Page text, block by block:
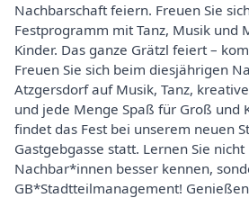
Nachbarschaft feiern. Freuen Sie
Festprogramm mit Tanz, Musik und
Kinder. Das ganze Grätzl feiert –
Freuen Sie sich beim diesjährigen
Atzgersdorf auf Musik, Tanz,
und jede Menge Spaß für Groß und
findet das Fest bei unserem neuen
Gastgebgasse statt. Lernen Sie
Nachbar*innen besser kennen,
GB*Stadtteilmanagement!